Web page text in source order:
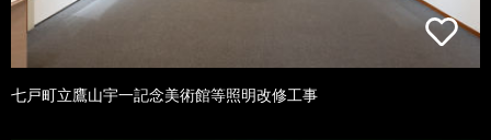
七戸町立鷹山宇一記念美術館等照明改修工事